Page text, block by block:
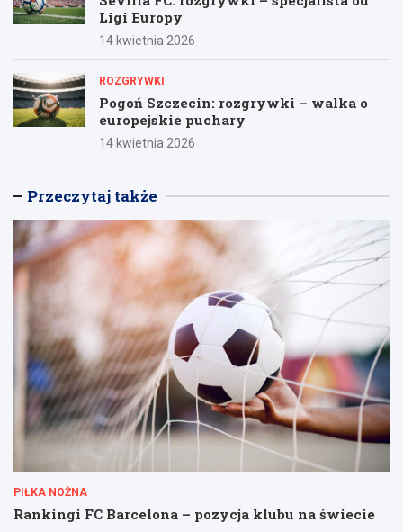
Ligi Europy
14 kwietnia 2026
ROZGRYWKI
Pogoń Szczecin: rozgrywki – walka o
europejskie puchary
14 kwietnia 2026
Przeczytaj także
PIŁKA NOŻNA
Rankingi FC Barcelona – pozycja klubu na świecie